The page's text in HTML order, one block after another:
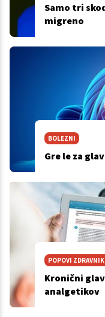
Samo tri
migreno
BOLEZNI
Gre le za
POPOVI
Kronični
analgetikov